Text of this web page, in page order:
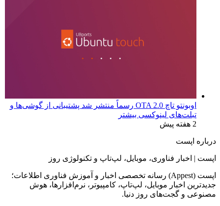
اوبونتو تاچ OTA 2.0 رسماً منتشر شد پشتیبانی از گوشی‌ها و
تبلت‌های لینوکسی بیشتر
2 هفته پیش
درباره اپست
اپست | اخبار فناوری، موبایل، لپ‌تاپ و تکنولوژی روز
اپست (Appest) رسانه تخصصی اخبار و آموزش فناوری اطلاعات؛
جدیدترین اخبار موبایل، لپ‌تاپ، کامپیوتر، نرم‌افزارها، هوش
مصنوعی و گجت‌های روز دنیا.